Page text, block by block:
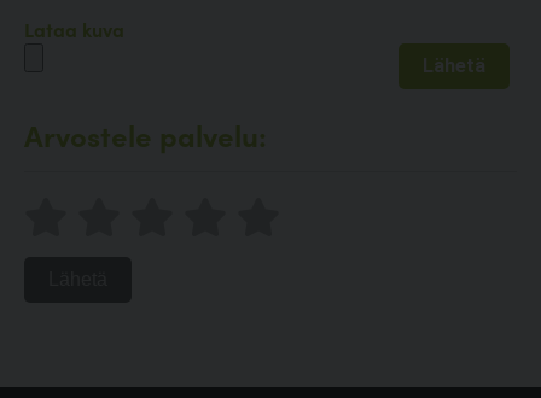
Lataa kuva
Arvostele palvelu: